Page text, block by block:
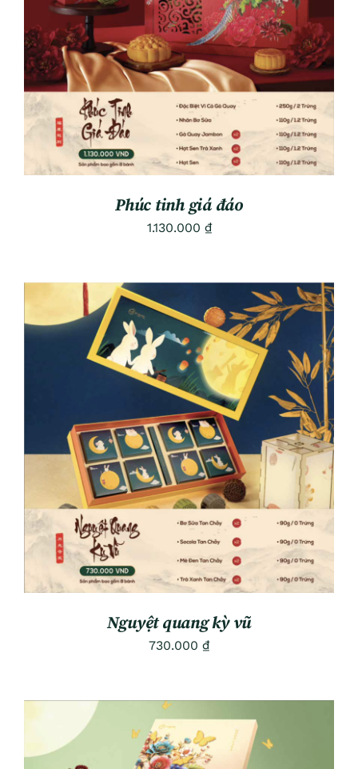
ADD TO CART
/
DETAILS
Phúc tinh giá đáo
1.130.000 ₫
ADD TO CART
/
DETAILS
Nguyệt quang kỳ vũ
730.000 ₫